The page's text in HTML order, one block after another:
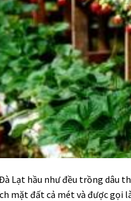
Lạt hầu như đều trồng dâu
mặt đất cả mét và được